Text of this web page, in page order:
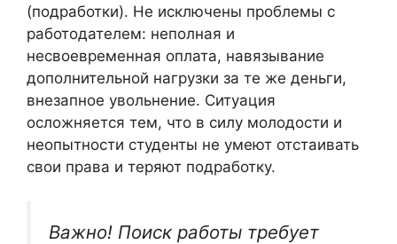
(подработки). Не исключены проблемы с
работодателем: неполная и
несвоевременная оплата, навязывание
дополнительной нагрузки за те же деньги,
внезапное увольнение. Ситуация
осложняется тем, что в силу молодости и
неопытности студенты не умеют отстаивать
свои права и теряют подработку.
Важно! Поиск работы требует